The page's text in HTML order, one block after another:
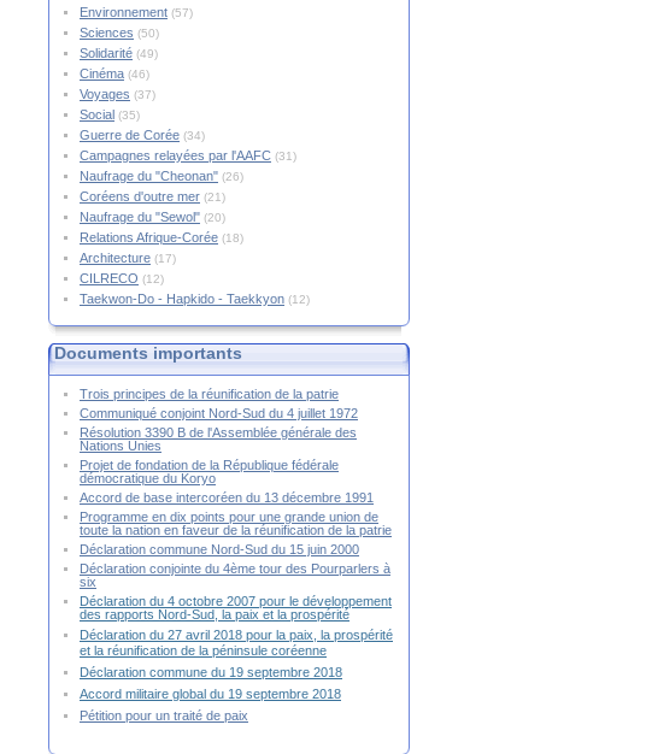
Environnement (57)
Sciences (50)
Solidarité (49)
Cinéma (46)
Voyages (37)
Social (35)
Guerre de Corée (34)
Campagnes relayées par l'AAFC (31)
Naufrage du "Cheonan" (26)
Coréens d'outre mer (21)
Naufrage du "Sewol" (20)
Relations Afrique-Corée (18)
Architecture (17)
CILRECO (12)
Taekwon-Do - Hapkido - Taekkyon (12)
Documents importants
Trois principes de la réunification de la patrie
Communiqué conjoint Nord-Sud du 4 juillet 1972
Résolution 3390 B de l'Assemblée générale des
Nations Unies
Projet de fondation de la République fédérale
démocratique du Koryo
Accord de base intercoréen du 13 décembre 1991
Programme en dix points pour une grande union de
toute la nation en faveur de la réunification de la patrie
Déclaration commune Nord-Sud du 15 juin 2000
Déclaration conjointe du 4ème tour des Pourparlers à
six
Déclaration du 4 octobre 2007 pour le développement
des rapports Nord-Sud, la paix et la prospérité
Déclaration du 27 avril 2018 pour la paix, la prospérité
et la réunification de la péninsule coréenne
Déclaration commune du 19 septembre 2018
Accord militaire global du 19 septembre 2018
Pétition pour un traité de paix